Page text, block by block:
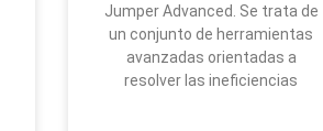
Jumper Advanced. Se trata de
un conjunto de herramientas
avanzadas orientadas a
resolver las ineficiencias